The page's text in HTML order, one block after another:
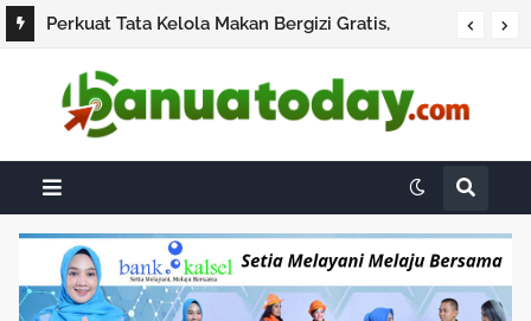
Perkuat Tata Kelola Makan Bergizi Gratis,
Pakar Gizi